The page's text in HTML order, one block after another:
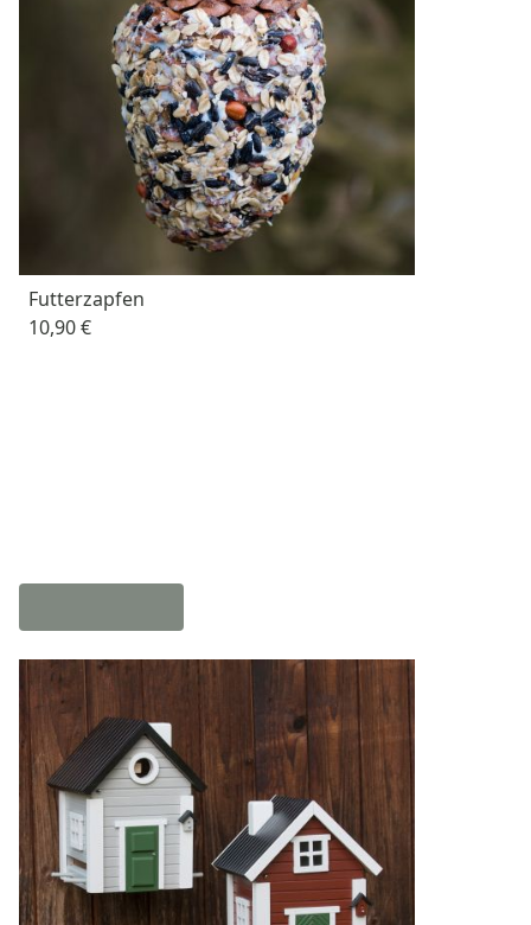
Futterzapfen
10,90 €